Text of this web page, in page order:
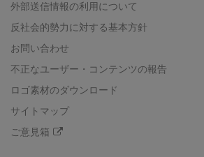
外部送信情報の利用について
反社会的勢力に対する基本方針
お問い合わせ
不正なユーザー・コンテンツの報告
ロゴ素材のダウンロード
サイトマップ
ご意見箱